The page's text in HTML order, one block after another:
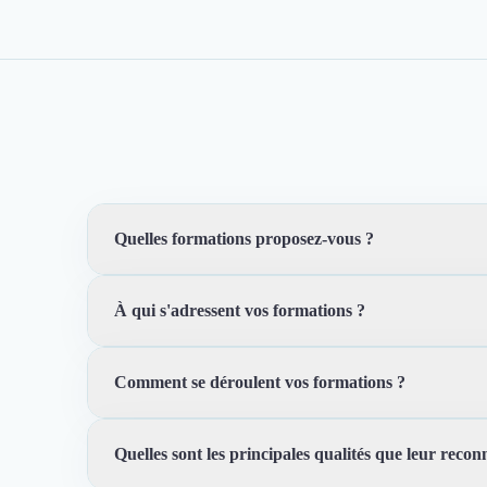
Quelles formations proposez-vous ?
Rocket School propose des formations en alternance
À qui s'adressent vos formations ?
Nous accueillons des étudiants motivés et prêts à se
Comment se déroulent vos formations ?
Nos formations sont dispensées en alternance, ce qui
Quelles sont les principales qualités que leur